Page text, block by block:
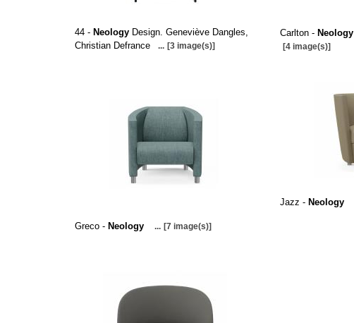
44 - Neology Design. Geneviève Dangles,
Christian Defrance
... [3 image(s)]
Carlton - Neology
[4 image(s)]
Greco - Neology ... [7 image(s)]
Jazz - Neology